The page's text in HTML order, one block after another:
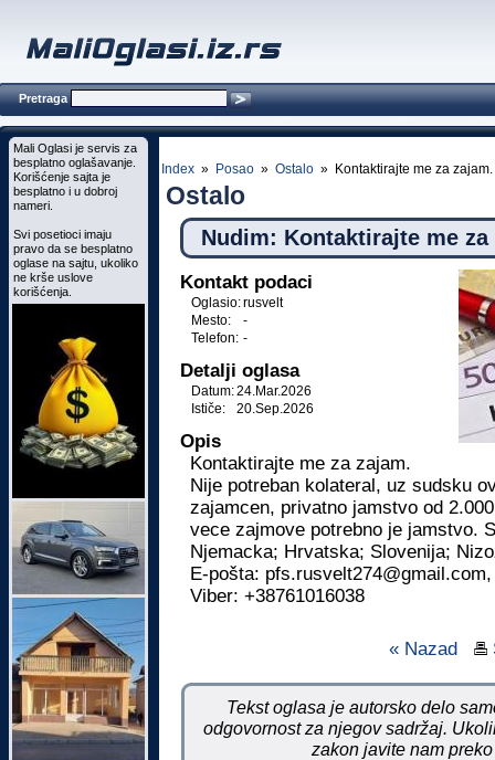
Pretraga
Index» Posao» Ostalo» Kontaktirajte me za zajam.
Ostalo
Nudim: Kontaktirajte me za
Kontakt podaci
Oglasio:rusvelt
Mesto:
-
Telefon: -
Detalji oglasa
Datum:24.Mar.2026
Ističe:
20.Sep.2026
Opis
Kontaktirajte me za zajam.
Nije potreban kolateral, uz sudsku
zajamcen, privatno jamstvo od
vece zajmove potrebno je jamstvo.
Njemacka; Hrvatska; Slovenija;
E-pošta:
Viber: +38761016038
« Nazad
Tekst oglasa je autorsko delo
odgovornost za njegov sadržaj.
zakon javite nam
Mali Oglasi je servis za
besplatno oglašavanje.
Korišćenje sajta je
besplatno i u dobroj
nameri.
Svi posetioci imaju
pravo da se besplatno
oglase na sajtu, ukoliko
ne krše uslove
korišćenja.